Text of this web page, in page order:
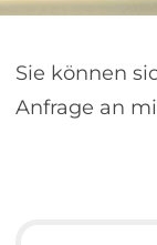
Sie können
Anfrage an